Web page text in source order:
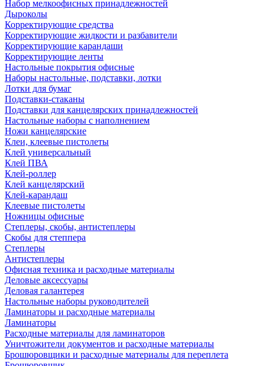
Набор мелкоофисных принадлежностей
Дыроколы
Корректирующие средства
Корректирующие жидкости и разбавители
Корректирующие карандаши
Корректирующие ленты
Настольные покрытия офисные
Наборы настольные, подставки, лотки
Лотки для бумаг
Подставки-стаканы
Подставки для канцелярских принадлежностей
Настольные наборы с наполнением
Ножи канцелярские
Клеи, клеевые пистолеты
Клей универсальный
Клей ПВА
Клей-роллер
Клей канцелярский
Клей-карандаш
Клеевые пистолеты
Ножницы офисные
Степлеры, скобы, антистеплеры
Скобы для степпера
Степлеры
Антистеплеры
Офисная техника и расходные материалы
Деловые аксессуары
Деловая галантерея
Настольные наборы руководителей
Ламинаторы и расходные материалы
Ламинаторы
Расходные материалы для ламинаторов
Уничтожители документов и расходные материалы
Брошюровщики и расходные материалы для переплета